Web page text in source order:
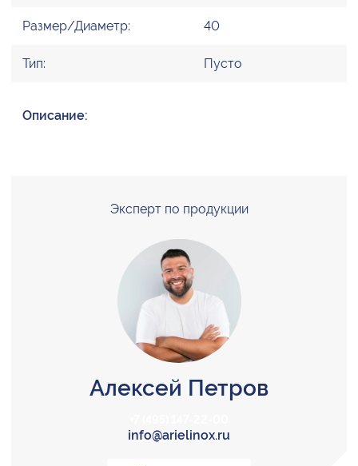
Размер/Диаметр: 40
Тип: Пусто
Описание:
Эксперт по продукции
Алексей Петров
info@arielinox.ru